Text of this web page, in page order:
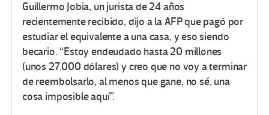
Guillermo Jobia, un jurista de 24 años
recientemente recibido, dijo a la AFP que pagó por
estudiar el equivalente a una casa, y eso siendo
becario. “Estoy endeudado hasta 20 millones
(unos 27.000 dólares) y creo que no voy a terminar
de reembolsarlo, al menos que gane, no sé, una
cosa imposible aquí”.